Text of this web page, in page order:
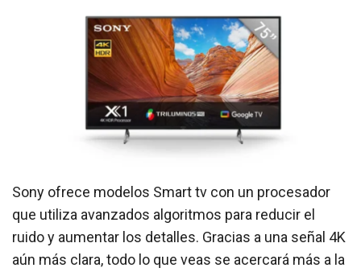
Sony ofrece modelos Smart tv con un procesador
que utiliza avanzados algoritmos para reducir el
ruido y aumentar los detalles. Gracias a una señal 4K
aún más clara, todo lo que veas se acercará más a la